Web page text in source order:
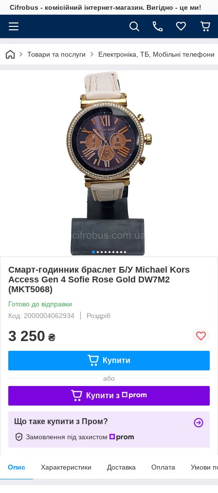
Cifrobus - комiсiйний iнтернет-магазин. Вигiдно - це ми!
Товари та послуги Електроніка, ТБ, Мобільні телефони
Смарт-годинник браслет Б/У Michael Kors
Access Gen 4 Sofie Rose Gold DW7M2
(MKT5068)
Готово до відправки
Код: 2000004062934
Роздріб
3 250 ₴
Купити
або
Купити з
Що таке купити з Пром?
Замовлення під захистом
Опис Характеристики Доставка Оплата Умови